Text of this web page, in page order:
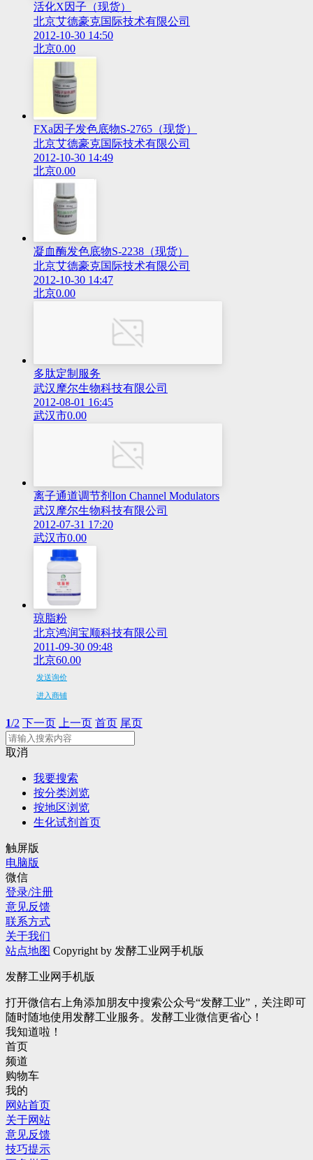
活化X因子（现货）
北京艾德豪克国际技术有限公司
2012-10-30 14:50
北京0.00
FXa因子发色底物S-2765（现货）
北京艾德豪克国际技术有限公司
2012-10-30 14:49
北京0.00
凝血酶发色底物S-2238（现货）
北京艾德豪克国际技术有限公司
2012-10-30 14:47
北京0.00
多肽定制服务
武汉摩尔生物科技有限公司
2012-08-01 16:45
武汉市0.00
离子通道调节剂Ion Channel Modulators
武汉摩尔生物科技有限公司
2012-07-31 17:20
武汉市0.00
琼脂粉
北京鸿润宝顺科技有限公司
2011-09-30 09:48
北京60.00
发送询价
进入商铺
1/2 下一页 上一页 首页 尾页
取消
我要搜索
按分类浏览
按地区浏览
生化试剂首页
触屏版
电脑版
微信
登录/注册
意见反馈
联系方式
关于我们
站点地图 Copyright by 发酵工业网手机版
发酵工业网手机版
打开微信右上角添加朋友中搜索公众号“发酵工业”，关注即可
随时随地使用发酵工业服务。发酵工业微信更省心！
我知道啦！
首页
频道
购物车
我的
网站首页
关于网站
意见反馈
技巧提示